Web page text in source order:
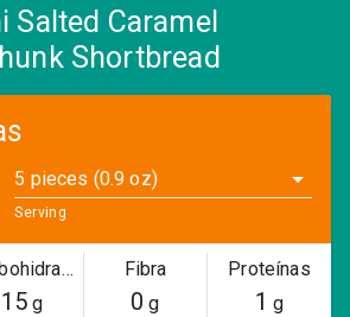
Salted Caramel
Shortbread
5 pieces (0.9 oz)
Serving
Carbohidratos
15g
Fibra
0 g
Proteínas
1 g